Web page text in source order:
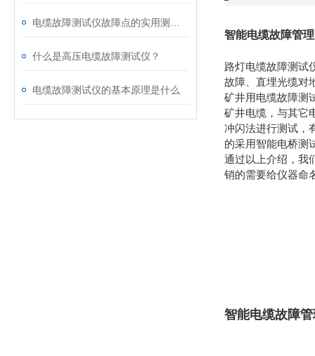
什么是高压电缆故障测试仪？
电缆故障测试仪的基本原理是什么
智能电缆故障管
路灯电缆故障测试
故障、直埋光缆对
矿井用电缆故障测
矿井电缆，与其它
冲闪法进行测试，
的采用智能电桥测
通过以上介绍，我
销的需要给仪器命
智能电缆故障